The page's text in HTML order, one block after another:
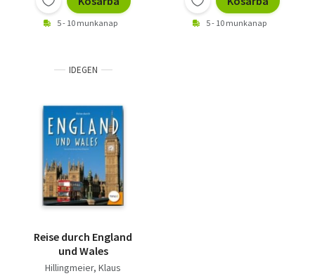
5 - 10 munkanap 5 - 10 munkanap
IDEGEN
Reise durch England
und Wales
Hillingmeier, Klaus